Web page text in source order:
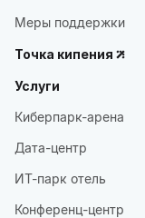
Меры поддержки
Точка кипения
Услуги
Киберпарк-арена
Дата-центр
ИТ-парк отель
Конференц-центр